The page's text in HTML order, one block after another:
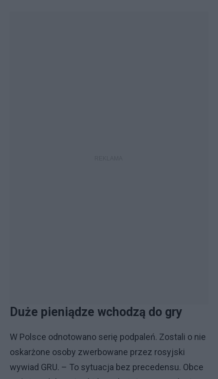
Duże pieniądze wchodzą do gry
W Polsce odnotowano serię podpaleń. Zostali o nie
oskarżone osoby zwerbowane przez rosyjski
wywiad GRU. – To sytuacja bez precedensu. Obce